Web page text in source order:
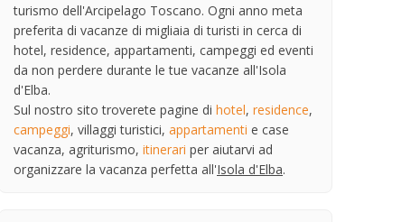
turismo dell'Arcipelago Toscano. Ogni anno meta
preferita di vacanze di migliaia di turisti in cerca di
hotel, residence, appartamenti, campeggi ed eventi
da non perdere durante le tue vacanze all'Isola
d'Elba.
Sul nostro sito troverete pagine di hotel, residence,
campeggi, villaggi turistici, appartamenti e case
vacanza, agriturismo, itinerari per aiutarvi ad
organizzare la vacanza perfetta all'Isola d'Elba.